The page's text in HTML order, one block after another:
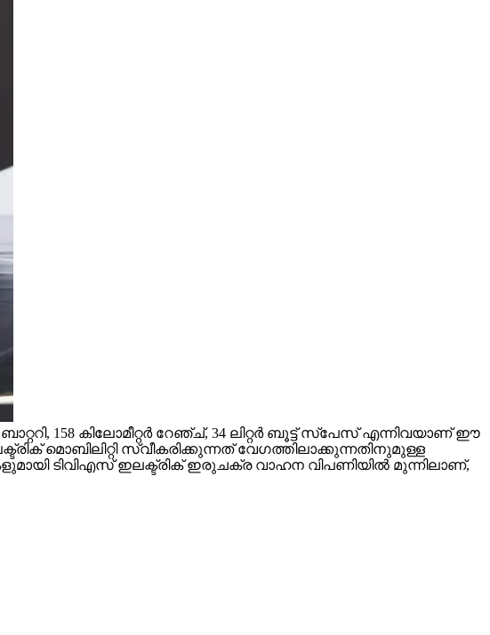
158 കിലോമീറ്റർ റേഞ്ച്, 34 ലിറ്റർ ബൂട്ട് സ്പേസ് എന്നിവയാണ് ഈ
മൊബിലിറ്റി സ്വീകരിക്കുന്നത് വേഗത്തിലാക്കുന്നതിനുമുള്ള
ടിവിഎസ് ഇലക്ട്രിക് ഇരുചക്ര വാഹന വിപണിയിൽ മുന്നിലാണ്,